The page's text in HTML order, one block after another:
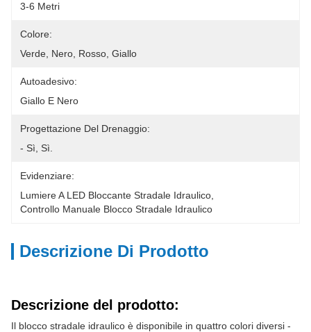
3-6 Metri
Colore:
Verde, Nero, Rosso, Giallo
Autoadesivo:
Giallo E Nero
Progettazione Del Drenaggio:
- Sì, Sì.
Evidenziare:
Lumiere A LED Bloccante Stradale Idraulico
Controllo Manuale Blocco Stradale Idraulico
Descrizione Di Prodotto
Descrizione del prodotto:
Il blocco stradale idraulico è disponibile in quattro colori diversi -